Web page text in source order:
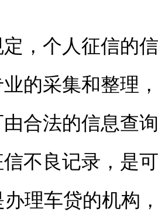
，个人征信的
的采集和整理
合法的信息查
信不良记录，是
理车贷的机构